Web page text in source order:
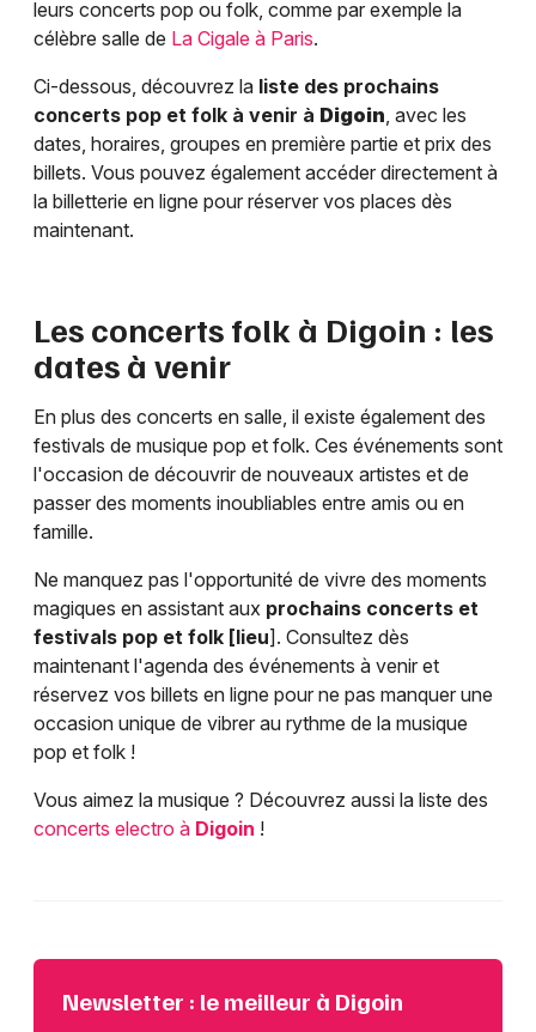
leurs concerts pop ou folk, comme par exemple la
célèbre salle de La Cigale à Paris.
Ci-dessous, découvrez la liste des prochains
concerts pop et folk à venir à Digoin, avec les
dates, horaires, groupes en première partie et prix des
billets. Vous pouvez également accéder directement à
la billetterie en ligne pour réserver vos places dès
maintenant.
Les concerts folk à Digoin : les
dates à venir
En plus des concerts en salle, il existe également des
festivals de musique pop et folk. Ces événements sont
l'occasion de découvrir de nouveaux artistes et de
passer des moments inoubliables entre amis ou en
famille.
Ne manquez pas l'opportunité de vivre des moments
magiques en assistant aux prochains concerts et
festivals pop et folk [lieu]. Consultez dès
maintenant l'agenda des événements à venir et
réservez vos billets en ligne pour ne pas manquer une
occasion unique de vibrer au rythme de la musique
pop et folk !
Vous aimez la musique ? Découvrez aussi la liste des
concerts electro à Digoin !
Newsletter : le meilleur à Digoin